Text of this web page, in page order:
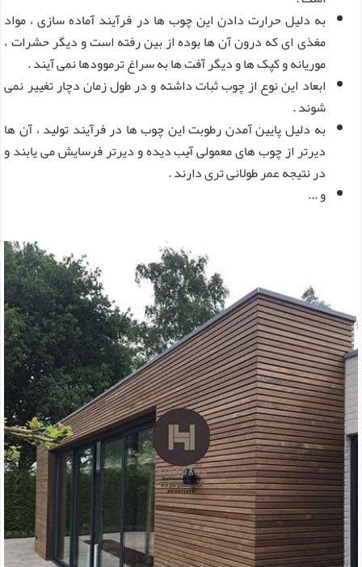
به دلیل حرارت دادن این چوب ها در فرآیند آماده سازی ، مواد
مغذی ای که درون آن ها بوده از بین رفته است و دیگر حشرات ،
موریانه و کپک ها و دیگر آفت ها به سراغ ترموودها نمی آیند .
ابعاد این نوع از چوب ثبات داشته و در طول زمان دچار تغییر نمی
شوند .
به دلیل پایین آمدن رطوبت این چوب ها در فرآیند تولید ، آن ها
دیرتر از چوب های معمولی آُیب دیده و دیرتر فرسایش می یابند و
در نتیجه عمر طولانی تری دارند .
و ...